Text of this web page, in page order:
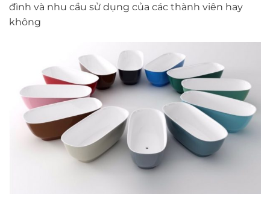
đình và nhu cầu sử dụng của các thành viên hay
không